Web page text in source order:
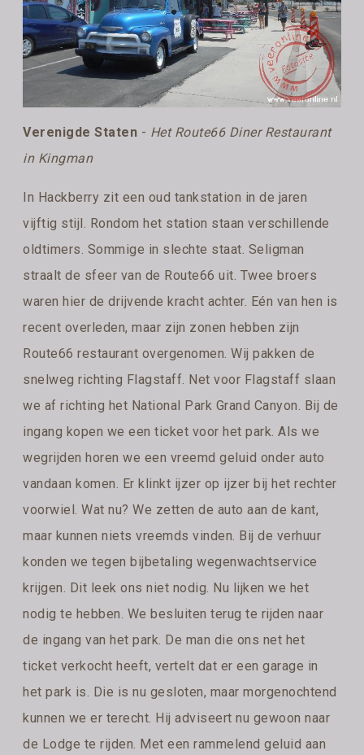
Verenigde Staten - Het Route66 Diner Restaurant
in Kingman
In Hackberry zit een oud tankstation in de jaren
vijftig stijl. Rondom het station staan verschillende
oldtimers. Sommige in slechte staat. Seligman
straalt de sfeer van de Route66 uit. Twee broers
waren hier de drijvende kracht achter. Eén van hen is
recent overleden, maar zijn zonen hebben zijn
Route66 restaurant overgenomen. Wij pakken de
snelweg richting Flagstaff. Net voor Flagstaff slaan
we af richting het National Park Grand Canyon. Bij de
ingang kopen we een ticket voor het park. Als we
wegrijden horen we een vreemd geluid onder auto
vandaan komen. Er klinkt ijzer op ijzer bij het rechter
voorwiel. Wat nu? We zetten de auto aan de kant,
maar kunnen niets vreemds vinden. Bij de verhuur
konden we tegen bijbetaling wegenwachtservice
krijgen. Dit leek ons niet nodig. Nu lijken we het
nodig te hebben. We besluiten terug te rijden naar
de ingang van het park. De man die ons net het
ticket verkocht heeft, vertelt dat er een garage in
het park is. Die is nu gesloten, maar morgenochtend
kunnen we er terecht. Hij adviseert nu gewoon naar
de Lodge te rijden. Met een rammelend geluid aan